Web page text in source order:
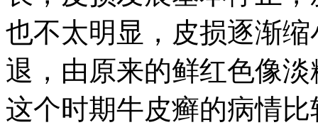
也不太明显，皮损逐渐
退，由原来的鲜红色像
这个时期牛皮癣的病情